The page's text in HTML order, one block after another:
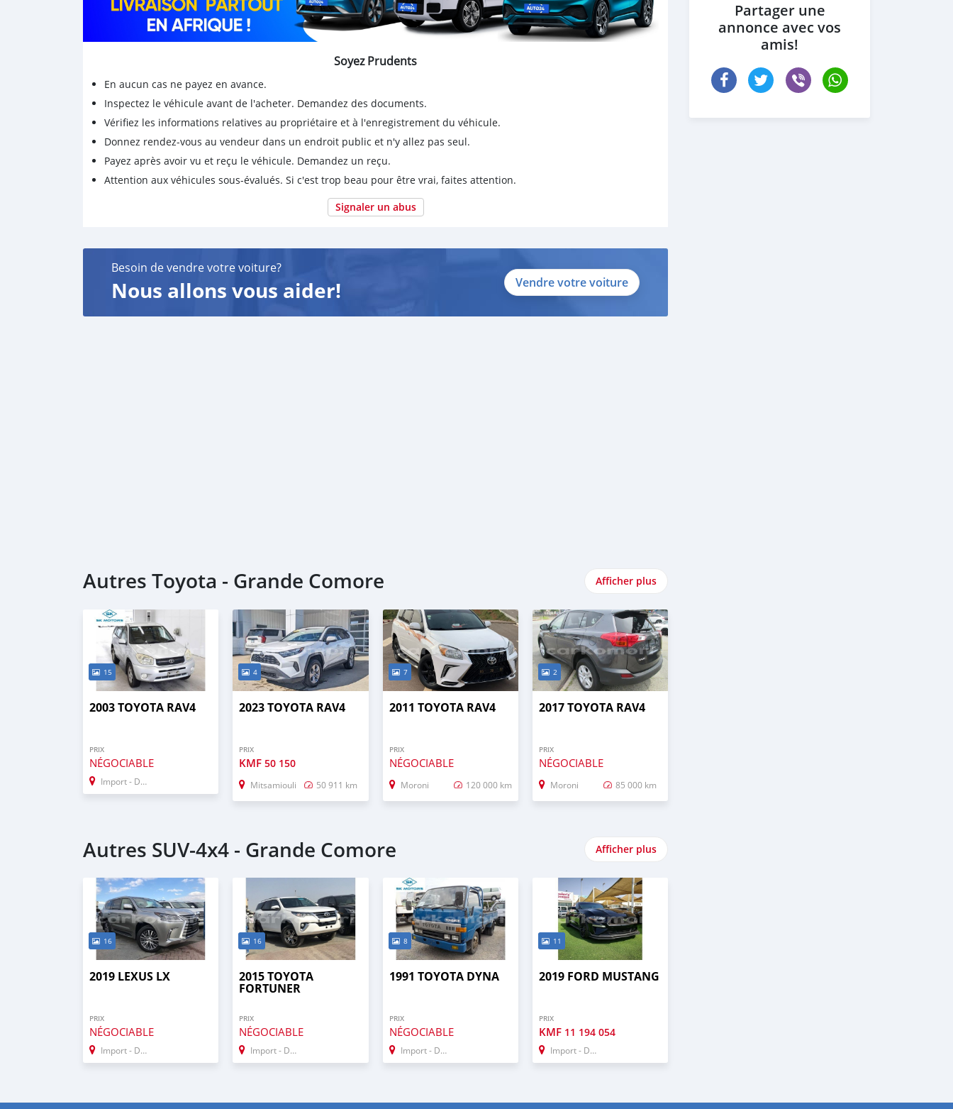
Soyez Prudents
En aucun cas ne payez en avance.
Inspectez le véhicule avant de l'acheter. Demandez des documents.
Vérifiez les informations relatives au propriétaire et à l'enregistrement du véhicule.
Donnez rendez-vous au vendeur dans un endroit public et n'y allez pas seul.
Payez après avoir vu et reçu le véhicule. Demandez un reçu.
Attention aux véhicules sous-évalués. Si c'est trop beau pour être vrai, faites attention.
Signaler un abus
Besoin de vendre votre voiture?
Nous allons vous aider! Vendre votre voiture
Autres Toyota - Grande Comore Afficher plus
15
2003 TOYOTA RAV4
PRIX
NÉGOCIABLE
Import - Dubai
4
2023 TOYOTA RAV4
PRIX
KMF50 150
Mitsamiouli 50 911 km
7
2011 TOYOTA RAV4
PRIX
NÉGOCIABLE
Moroni 120 000 km
2
2017 TOYOTA RAV4
PRIX
NÉGOCIABLE
Moroni 85 000 km
Autres SUV‒4x4 - Grande Comore Afficher plus
16
2019 LEXUS LX
PRIX
NÉGOCIABLE
Import - Dubai
16
2015 TOYOTA
FORTUNER
PRIX
NÉGOCIABLE
Import - Dubai
8
1991 TOYOTA DYNA
PRIX
NÉGOCIABLE
Import - Dubai
11
2019 FORD MUSTANG
PRIX
KMF 11 194 054
Import - Dubai
Partager une
annonce avec vos
amis!